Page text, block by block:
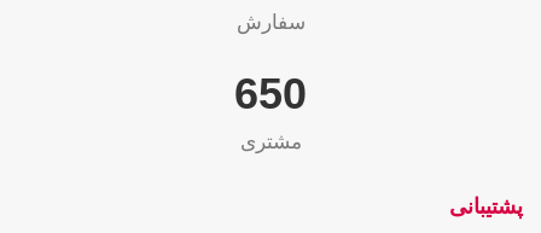
سفارش
655
مشتری
پشتیبانی